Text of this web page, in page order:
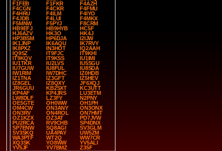
F1FEB
F1FKR
F4AZH
F4CGN
F4CKR
F4FMU
F4HRU
F4ILM
F4IYO
F4JDB
F4LUI
F4MKX
F5MNW
F5PYJ
F8CRM
HB9EFJ
HB9HYB
HC5F
HJ6AZV
HK3O
HK4J
HP3BSM
HP6DJA
I2IJW
IK1JNP
IK6AQU
IK7RVY
IK8PXZ
IN3HOT
IQ2AAH
IQ9SZ
IT9FJC
IT9KHI
IT9KQV
IT9KSS
IU1IMI
IU1TKR
IU2LVS
IU5SGU
IU7GUW
IU8FUL
IU8SDA
IW1RIM
IW7DHC
IZ0HDB
IZ1TNA
IZ3GFT
IZ5HEV
IZ8GEL
IZ8QXY
JF6XQJ
JR6GUU
KB2SXT
KC3UTT
KP4AF
KP4JRS
LU3ETM
LW8DLF
LZ3FY
N2PNY
OE5GTE
OH0WW
OH1PH
OM4CW
ON3ANY
ON3ONX
ON3RV
ON4ROL
ON7HMT
OZ1KZX
OZ3AT
PD7JVW
PU2RCA
RV9CHB
SP4DNX
SP7ENW
SQ8AGI
SV3GLM
SV3SKQ
UA4PAY
UW5ZM
WA3PTF
WT2Q
WW7CR
XQ3SK
YO8WW
YV5ALI
YV5JF
YV7BMZ Z35F